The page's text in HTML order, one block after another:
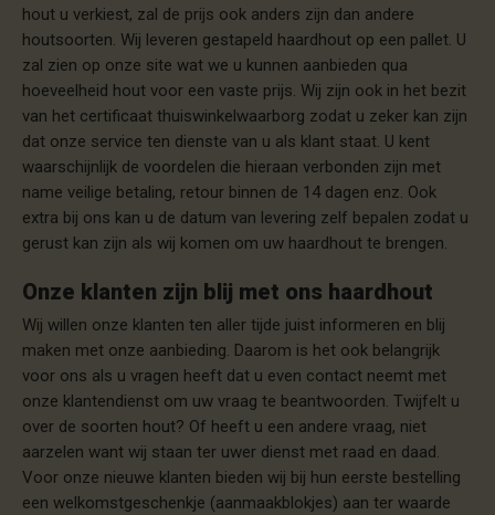
hout u verkiest, zal de prijs ook anders zijn dan andere
houtsoorten. Wij leveren gestapeld haardhout op een pallet. U
zal zien op onze site wat we u kunnen aanbieden qua
hoeveelheid hout voor een vaste prijs. Wij zijn ook in het bezit
van het certificaat thuiswinkelwaarborg zodat u zeker kan zijn
dat onze service ten dienste van u als klant staat. U kent
waarschijnlijk de voordelen die hieraan verbonden zijn met
name veilige betaling, retour binnen de 14 dagen enz. Ook
extra bij ons kan u de datum van levering zelf bepalen zodat u
gerust kan zijn als wij komen om uw haardhout te brengen.
Onze klanten zijn blij met ons haardhout
Wij willen onze klanten ten aller tijde juist informeren en blij
maken met onze aanbieding. Daarom is het ook belangrijk
voor ons als u vragen heeft dat u even contact neemt met
onze klantendienst om uw vraag te beantwoorden. Twijfelt u
over de soorten hout? Of heeft u een andere vraag, niet
aarzelen want wij staan ter uwer dienst met raad en daad.
Voor onze nieuwe klanten bieden wij bij hun eerste bestelling
een welkomstgeschenkje (aanmaakblokjes) aan ter waarde